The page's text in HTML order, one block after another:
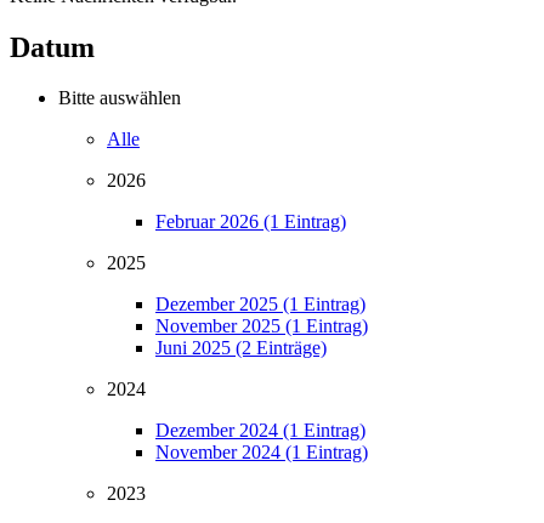
Datum
Bitte auswählen
Alle
2026
Februar 2026 (1 Eintrag)
2025
Dezember 2025 (1 Eintrag)
November 2025 (1 Eintrag)
Juni 2025 (2 Einträge)
2024
Dezember 2024 (1 Eintrag)
November 2024 (1 Eintrag)
2023